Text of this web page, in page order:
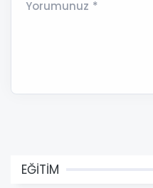
Yorumunuz *
EĞİTİM